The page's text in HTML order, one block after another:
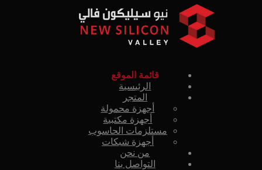
قائمة الموقع
الرئيسية
المتجر
أجهزة محمولة
أجهزة مكتبية
مستلزمات الحاسوب
أجهزة شبكات
من نحن
التواصل بنا